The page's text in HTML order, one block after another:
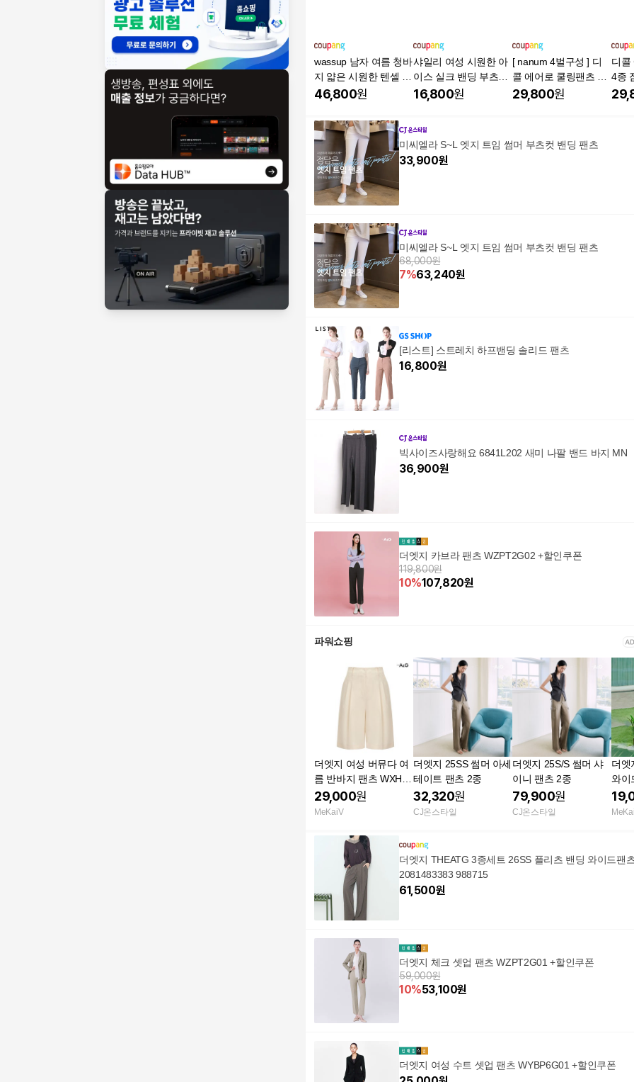
wassup 남자 여름 청바
지 얇은 시원한 텐셀 와
이드팬츠 스판 빅 사이
46,800원
샤일리 여성 시원한 아
이스 실크 밴딩 부츠컷
팬츠
16,800원
[ nanum 4벌구성 ] 디
콜 에어로 쿨링팬츠 4
종 여성 남자 빅사이즈
29,800원
디콜
4종
배기
미씨엘라 S~L 엣지 트임 썸머 부츠컷 밴딩 팬츠
33,900원
미씨엘라 S~L 엣지 트임 썸머 부츠컷 밴딩 팬츠
68,000원
7%63,240원
[리스트] 스트레치 하프밴딩 솔리드 팬츠
16,800원
빅사이즈사랑해요 6841L202 새미 나팔 밴드 바지 MN
36,900원
더엣지 카브라 팬츠 WZPT2G02 +할인쿠폰
119,800원
10%107,820원
파워쇼핑
더엣지 여성 버뮤다 여
름 반바지 팬츠 WXHP
3G02
29,000원
MeKaiV
더엣지 25SS 썸머 아세
테이트 팬츠 2종
32,320원
CJ온스타일
더엣지 25S/S 썸머 샤
이니 팬츠 2종
79,900원
CJ온스타일
더엣
와이
더엣지 THEATG 3종세트 26SS 플리츠 밴딩 와이드팬
2081483383 988715
61,500원
더엣지 체크 셋업 팬츠 WZPT2G01 +할인쿠폰
59,000원
10%53,100원
더엣지 여성 수트 셋업 팬츠 WYBP6G01 +할인쿠폰